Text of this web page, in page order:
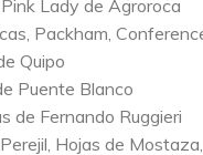
Lady de Agroroca
Packham,
Quipo
Puente Blanco
de Fernando Ruggieri
Hojas de